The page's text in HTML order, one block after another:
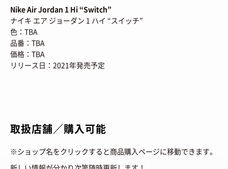
Nike Air Jordan 1 Hi “Switch”
ナイキ エア ジョーダン 1 ハイ “スイッチ”
色：TBA
品番：TBA
価格：TBA
リリース日：2021年発売予定
取扱店舗／購入可能
※ショップ名をクリックすると商品購入ページに移動できます。